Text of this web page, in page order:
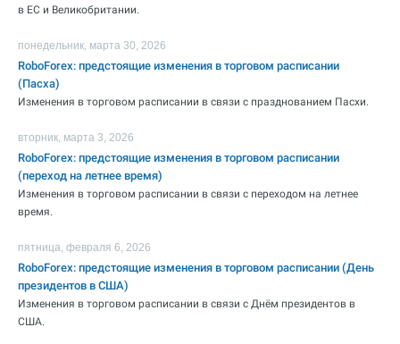
в ЕС и Великобритании.
понедельник, марта 30, 2026
RoboForex: предстоящие изменения в торговом расписании
(Пасха)
Изменения в торговом расписании в связи с празднованием Пасхи.
вторник, марта 3, 2026
RoboForex: предстоящие изменения в торговом расписании
(переход на летнее время)
Изменения в торговом расписании в связи с переходом на летнее
время.
пятница, февраля 6, 2026
RoboForex: предстоящие изменения в торговом расписании (День
президентов в США)
Изменения в торговом расписании в связи с Днём президентов в
США.